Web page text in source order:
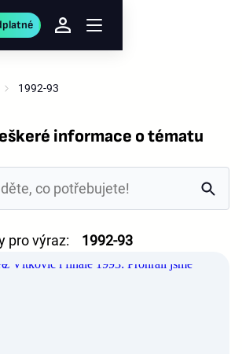
1992-93
informace o tématu
pro výraz: 1992-93